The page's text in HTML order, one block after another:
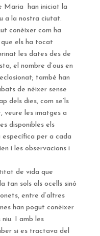
Maria han iniciat la
a la nostra ciutat.
conèixer com ha
els ha tocat
les dates des de
el nombre d’ous en
també han
de néixer sense
dels dies, com se’ls
veure les imatges a
disponibles els
per a cada
i les observacions i
de vida que
tan sols als ocells sinó
entre d’altres
han pogut conèixer
niu. I amb les
si es tractava del